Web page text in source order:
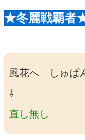
★冬麗戦覇
風花へ しゅぱ
⇩
直し無し